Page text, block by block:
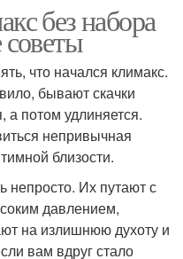
без набора
советы
что начался климакс.
бывают скачки
а потом удлиняется.
непривычная
близости.
непросто. Их путают с
давлением,
на излишнюю духоту и
вам вдруг стало